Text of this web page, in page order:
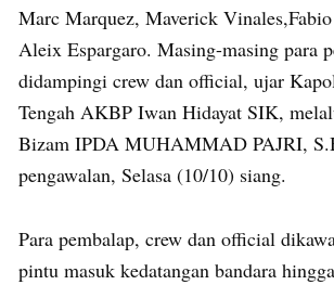
Marc Marquez, Maverick
Aleix Espargaro. Masing-masing para
didampingi crew dan official, ujar
Tengah AKBP Iwan Hidayat SIK,
Bizam IPDA MUHAMMAD PAJRI,
pengawalan, Selasa (10/10) siang.
Para pembalap, crew dan official
pintu masuk kedatangan bandara